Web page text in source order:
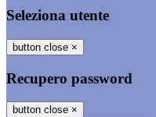
Seleziona utente
button close ×
Recupero password
button close ×